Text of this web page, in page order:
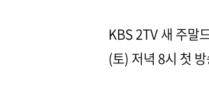
KBS 2TV 새 주말
(토) 저녁 8시 첫